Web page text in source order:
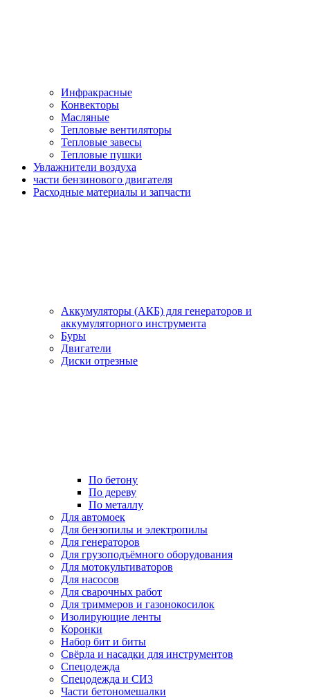
Инфракрасные
Конвекторы
Масляные
Тепловые вентиляторы
Тепловые завесы
Тепловые пушки
Увлажнители воздуха
части бензинового двигателя
Расходные материалы и запчасти
Аккумуляторы (АКБ) для генераторов и
аккумуляторного инструмента
Буры
Двигатели
Диски отрезные
По бетону
По дереву
По металлу
Для автомоек
Для бензопилы и электропилы
Для генераторов
Для грузоподъёмного оборудования
Для мотокультиваторов
Для насосов
Для сварочных работ
Для триммеров и газонокосилок
Изолирующие ленты
Коронки
Набор бит и биты
Свёрла и насадки для инструментов
Спецодежда
Спецодежда и СИЗ
Части бетономешалки